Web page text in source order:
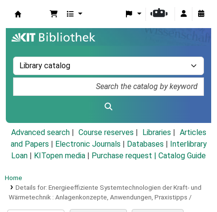
Advanced search Course reserves Libraries
Articles
and Papers
Electronic Journals Databases
Interlibrary
Loan
KITopen media Purchase request | Catalog Guide
Home
Details for: Energieeffiziente Systemtechnologien der Kraft- und
Wärmetechnik : Anlagenkonzepte, Anwendungen, Praxistipps /